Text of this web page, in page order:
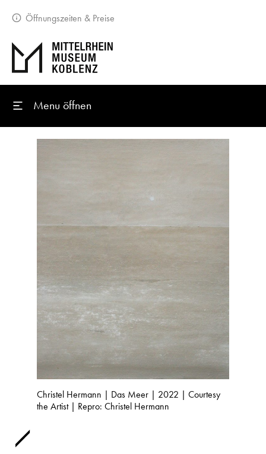
Öffnungszeiten & Preise
Menu öffnen
Christel Hermann | Das Meer | 2022 | Courtesy
the Artist | Repro: Christel Hermann